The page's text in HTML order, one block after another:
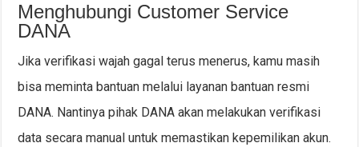
Menghubungi Customer Service
DANA
Jika verifikasi wajah gagal terus menerus, kamu masih
bisa meminta bantuan melalui layanan bantuan resmi
DANA. Nantinya pihak DANA akan melakukan verifikasi
data secara manual untuk memastikan kepemilikan akun.